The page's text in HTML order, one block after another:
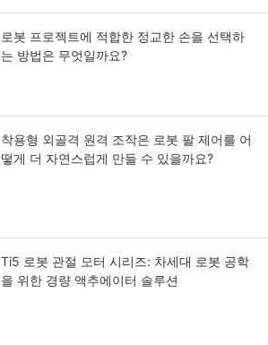
로봇 프로젝트에 적합한 정교한 손을 선택하
는 방법은 무엇일까요?
착용형 외골격 원격 조작은 로봇 팔 제어를 어
떻게 더 자연스럽게 만들 수 있을까요?
Ti5 로봇 관절 모터 시리즈: 차세대 로봇 공학
을 위한 경량 액추에이터 솔루션